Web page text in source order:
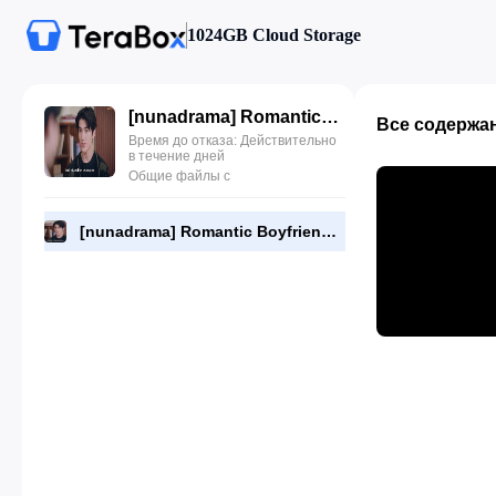
1024GB Cloud Storage
[nunadrama] Romantic Boyfriend Episode 10.720p.mp4
Время до отказа: Действительно
в течение дней
Общие файлы с
[nunadrama] Romantic Boyfriend Episode 10.720p.mp4
Все